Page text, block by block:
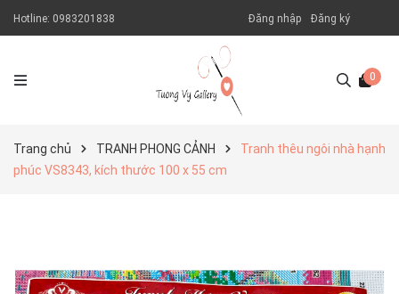
Hotline: 0983201838 Đăng nhập Đăng ký
0
Trang chủ TRANH PHONG CẢNH
Tranh thêu ngôi nhà hạnh
phúc VS8343, kích thước 100 x 55 cm